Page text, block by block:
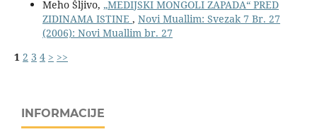
Meho Šljivo, „MEDIJSKI MONGOLI ZAPADA“ PRED
ZIDINAMA ISTINE , Novi Muallim: Svezak 7 Br. 27
(2006): Novi Muallim br. 27
1 2 3 4 > >>
INFORMACIJE